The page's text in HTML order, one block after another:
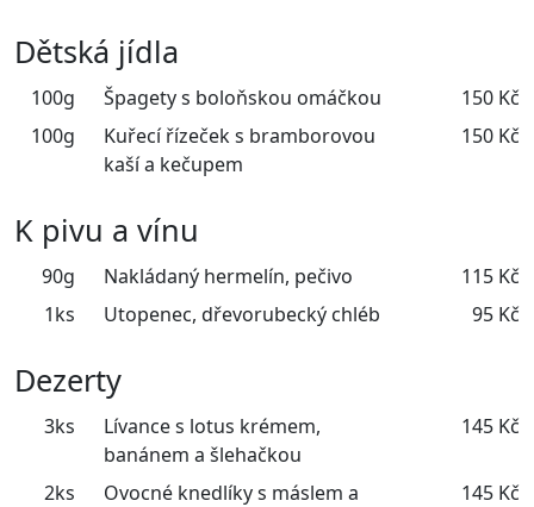
Dětská jídla
100g Špagety s boloňskou omáčkou
150 Kč
100g
Kuřecí řízeček s bramborovou
kaší a kečupem
150 Kč
K pivu a vínu
90g Nakládaný hermelín, pečivo
115 Kč
1ks
Utopenec, dřevorubecký chléb 95 Kč
Dezerty
3ks
Lívance s lotus krémem,
banánem a šlehačkou
145 Kč
2ks
Ovocné knedlíky s máslem a
145 Kč